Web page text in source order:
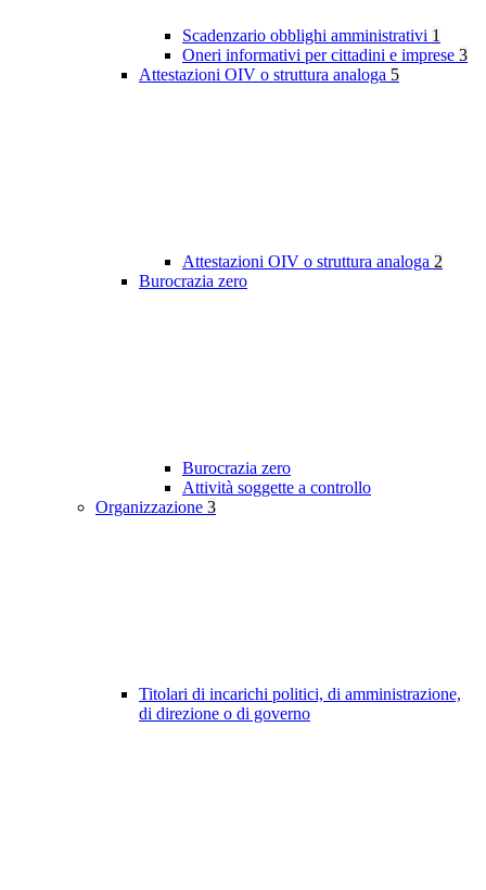
Scadenzario obblighi amministrativi 1
Oneri informativi per cittadini e imprese 3
Attestazioni OIV o struttura analoga 5
Attestazioni OIV o struttura analoga 2
Burocrazia zero
Burocrazia zero
Attività soggette a controllo
Organizzazione 3
Titolari di incarichi politici, di amministrazione,
di direzione o di governo